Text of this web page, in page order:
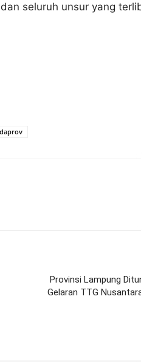
seluruh unsur yang
Provinsi Lampung
Gelaran TTG